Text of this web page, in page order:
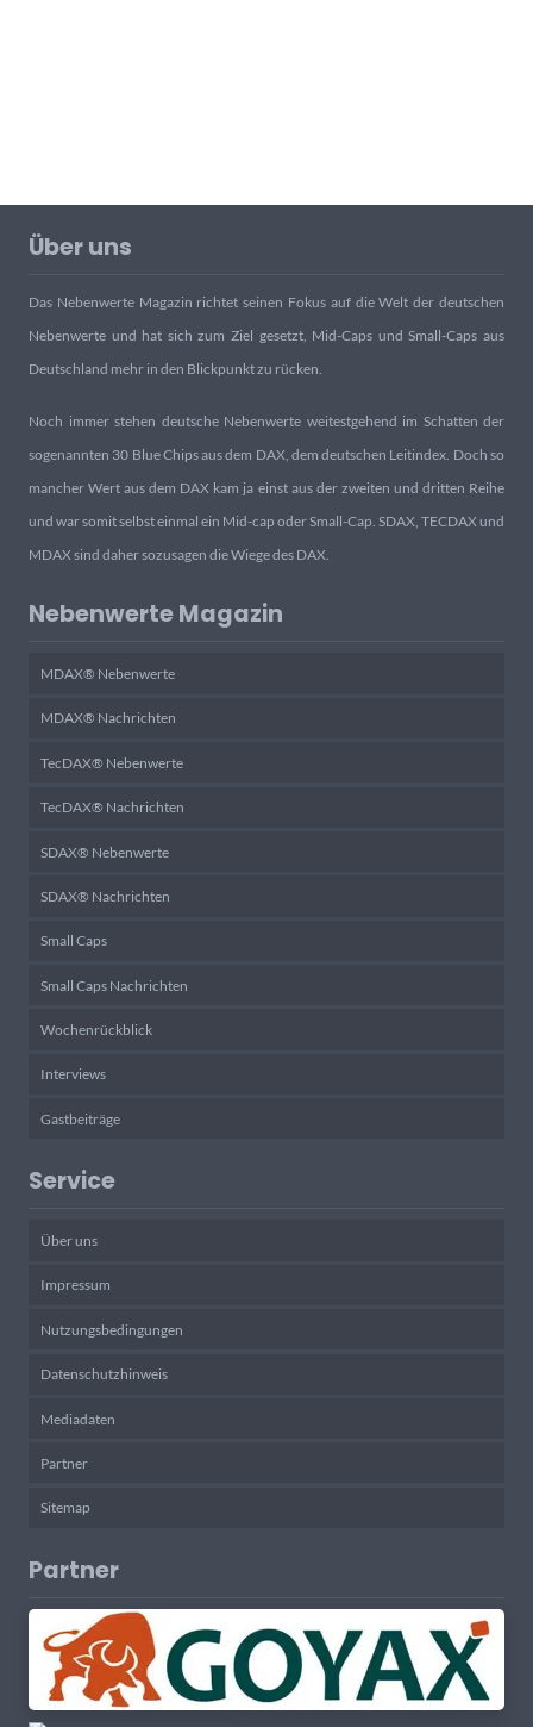
Über uns
Das Nebenwerte Magazin richtet seinen Fokus auf die Welt der deutschen
Nebenwerte und hat sich zum Ziel gesetzt, Mid-Caps und Small-Caps aus
Deutschland mehr in den Blickpunkt zu rücken.
Noch immer stehen deutsche Nebenwerte weitestgehend im Schatten der
sogenannten 30 Blue Chips aus dem DAX, dem deutschen Leitindex. Doch so
mancher Wert aus dem DAX kam ja einst aus der zweiten und dritten Reihe
und war somit selbst einmal ein Mid-cap oder Small-Cap. SDAX, TECDAX und
MDAX sind daher sozusagen die Wiege des DAX.
Nebenwerte Magazin
MDAX® Nebenwerte
MDAX® Nachrichten
TecDAX® Nebenwerte
TecDAX® Nachrichten
SDAX® Nebenwerte
SDAX® Nachrichten
Small Caps
Small Caps Nachrichten
Wochenrückblick
Interviews
Gastbeiträge
Service
Über uns
Impressum
Nutzungsbedingungen
Datenschutzhinweis
Mediadaten
Partner
Sitemap
Partner